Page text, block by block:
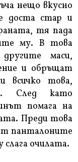
нещо вкусно
доста стар и
тя пада
му. В това
маси,
и обръщат
всичко това,
След като
помага на
Преди това
панталоните
слага очилата.